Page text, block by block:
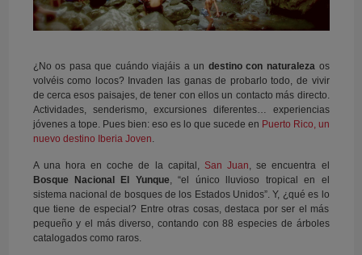
¿No os pasa que cuándo viajáis a un destino con naturaleza os
volvéis como locos? Invaden las ganas de probarlo todo, de vivir
de cerca esos paisajes, de tener con ellos un contacto más directo.
Actividades, senderismo, excursiones diferentes… experiencias
jóvenes a tope. Pues bien: eso es lo que sucede en Puerto Rico, un
nuevo destino Iberia Joven
A una hora en coche de la capital, San Juan , se encuentra el
Bosque Nacional El Yunque , “el único lluvioso tropical en el
sistema nacional de bosques de los Estados Unidos”. Y, ¿qué es lo
que tiene de especial? Entre otras cosas, destaca por ser el más
pequeño y el más diverso, contando con 88 especies de árboles
catalogados como raros.